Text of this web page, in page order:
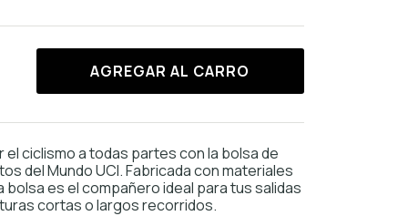
AGREGAR AL CARRO
el ciclismo a todas partes con la bolsa de
del Mundo UCI. Fabricada con materiales
es el compañero ideal para tus salidas
cortas o largos recorridos.